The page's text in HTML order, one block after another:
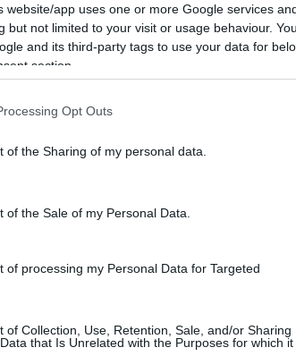
website/app uses one or more Google services
but not limited to your visit or usage behaviour.
and its third-party tags to use your data for
section.
Opt Outs
of the Sharing of my personal data.
of the Sale of my Personal Data.
of processing my Personal Data for Targeted
of Collection, Use, Retention, Sale, and/or Sharing
that Is Unrelated with the Purposes for which it